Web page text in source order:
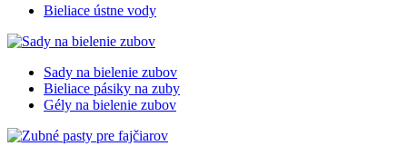
Bieliace ústne vody
Sady na bielenie zubov
Bieliace pásiky na zuby
Gély na bielenie zubov